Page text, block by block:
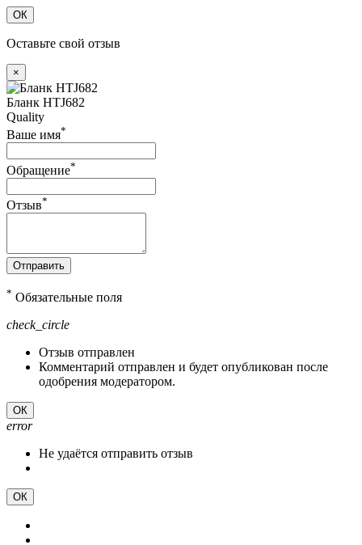
ОК
Оставьте свой отзыв
×
Бланк HTJ682
Quality
Ваше имя*
Обращение*
Отзыв*
Отправить
* Обязательные поля
check_circle
Отзыв отправлен
Комментарий отправлен и будет опубликован после
одобрения модератором.
ОК
error
Не удаётся отправить отзыв
ОК